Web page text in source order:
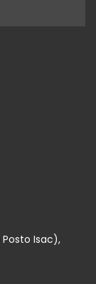
Posto Isac),